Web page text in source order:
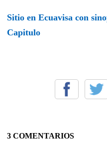
Sitio en Ecuavisa con
Capitulo
3 COMENTARIOS